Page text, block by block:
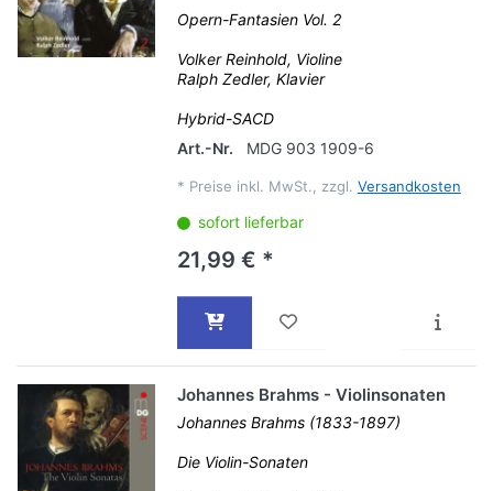
Opern-Fantasien Vol. 2
Volker Reinhold, Violine
Ralph Zedler, Klavier
Hybrid-SACD
Art.-Nr.
MDG 903 1909-6
* Preise inkl. MwSt., zzgl. Versandkosten
sofort lieferbar
21,99 € *
Johannes Brahms - Violinsonaten
Johannes Brahms (1833-1897)
Die Violin-Sonaten